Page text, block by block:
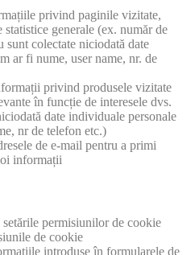
privind paginile vizitate,
statistice generale (ex. număr de
colectate niciodată date
ar fi nume, user name, nr. de
privind produsele vizitate
în funcție de interesele dvs.
date individuale personale
nr de telefon etc.)
de e-mail pentru a primi
informații
permisiunilor de cookie
de cookie
introduse în formularele de